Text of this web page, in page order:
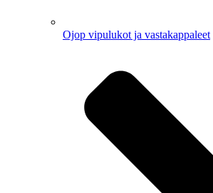
Ojop vipulukot ja vastakappaleet